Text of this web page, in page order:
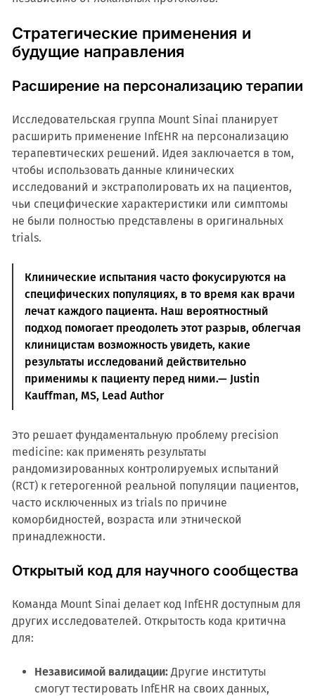
Стратегические применения и
будущие направления
Расширение на персонализацию терапии
Исследовательская группа Mount Sinai планирует
расширить применение InfEHR на персонализацию
терапевтических решений. Идея заключается в том,
чтобы использовать данные клинических
исследований и экстраполировать их на пациентов,
чьи специфические характеристики или симптомы
не были полностью представлены в оригинальных
trials.
Клинические испытания часто фокусируются на
специфических популяциях, в то время как врачи
лечат каждого пациента. Наш вероятностный
подход помогает преодолеть этот разрыв, облегчая
клиницистам возможность увидеть, какие
результаты исследований действительно
применимы к пациенту перед ними.— Justin
Kauffman, MS, Lead Author
Это решает фундаментальную проблему precision
medicine: как применять результаты
рандомизированных контролируемых испытаний
(RCT) к гетерогенной реальной популяции пациентов,
часто исключенных из trials по причине
коморбидностей, возраста или этнической
принадлежности.
Открытый код для научного сообщества
Команда Mount Sinai делает код InfEHR доступным для
других исследователей. Открытость кода критична
для:
Независимой валидации:Другие институты
смогут тестировать InfEHR на своих данных,